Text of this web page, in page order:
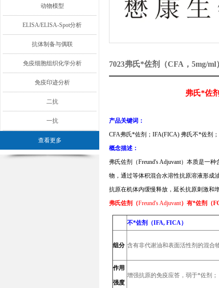
动物模型
ELISA/ELISA-Spot分析
抗体制备与偶联
免疫细胞组织化学分析
免疫印迹分析
二抗
一抗
查看更多
7023弗氏*佐剂（CFA，5mg/
弗氏*佐
产品关键词：
CFA弗氏*佐剂；IFA(FICA) 弗氏不*佐剂
概念描述：
弗氏佐剂（Freund's Adjuvant）本质是一
物，通过等体积混合水溶性抗原溶液形成
抗原在机体内缓慢释放，延长抗原刺激和
弗氏佐剂（Freund's Adjuvant）有*佐剂（
不*佐剂（IFA, FICA）
组分 含有非代谢油和表面活性剂的混合
作用
强度
增强抗原的免疫应答，弱于*佐剂；